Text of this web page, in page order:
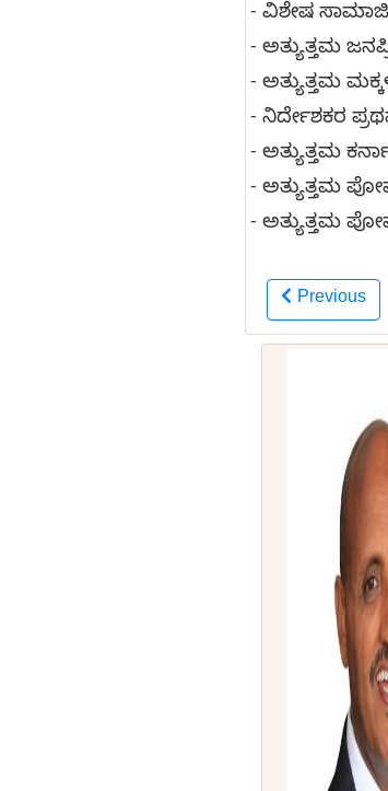
- ವಿಶೇಷ
- ಅತ್ಯುತ್ತಮ
- ಅತ್ಯುತ್ತಮ
- ನಿರ್ದೇಶಕರ
- ಅತ್ಯುತ್ತಮ
- ಅತ್ಯುತ್ತಮ
- ಅತ್ಯುತ್ತಮ
Previous